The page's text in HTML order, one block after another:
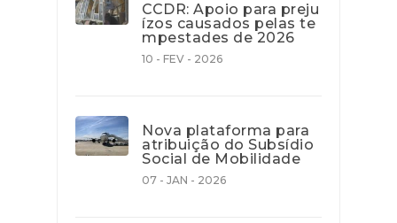
CCDR: Apoio para preju
ízos causados pelas te
mpestades de 2026
10 - FEV - 2026
Nova plataforma para
atribuição do Subsídio
Social de Mobilidade
07 - JAN - 2026